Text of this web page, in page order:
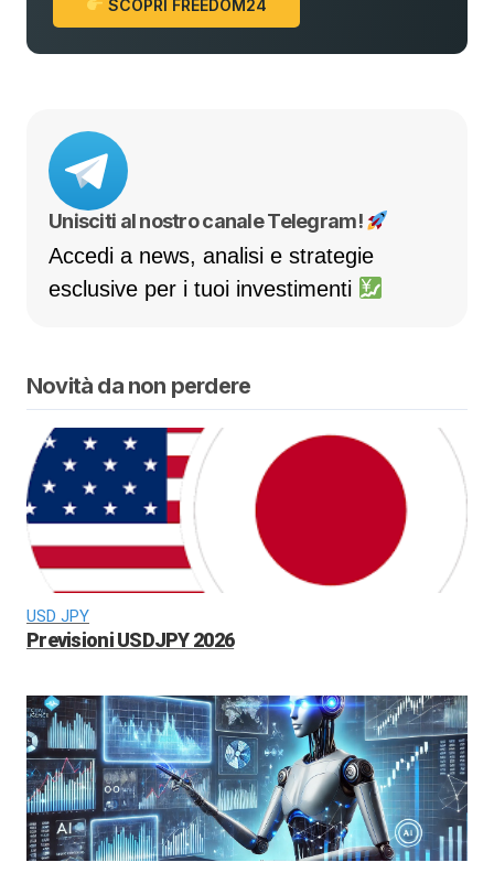
SCOPRI FREEDOM24
Unisciti al nostro canale Telegram!
Accedi a news, analisi e strategie
esclusive per i tuoi investimenti
Novità da non perdere
USD JPY
Previsioni USDJPY 2026